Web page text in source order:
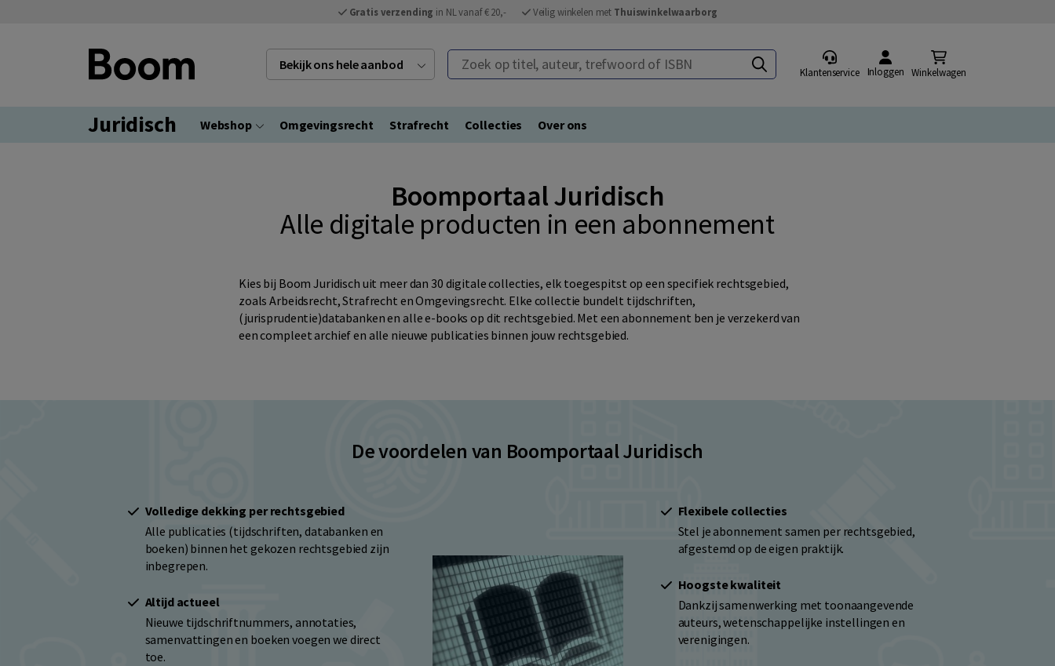
Gratis verzending in NL vanaf € 20,- Veilig winkelen met Thuiswinkelwaarborg
Bekijk ons hele aanbod Zoek op titel, auteur, trefwoord of ISBN
Klantenservice Inloggen Winkelwagen
Juridisch Webshop Omgevingsrecht Strafrecht Collecties Over ons
Boomportaal Juridisch
Alle digitale producten in een abonnement
Kies bij Boom Juridisch uit meer dan 30 digitale collecties, elk toegespitst op een specifiek rechtsgebied,
zoals Arbeidsrecht, Strafrecht en Omgevingsrecht. Elke collectie bundelt tijdschriften,
(jurisprudentie)databanken en alle e-books op dit rechtsgebied. Met een abonnement ben je verzekerd van
een compleet archief en alle nieuwe publicaties binnen jouw rechtsgebied.
De voordelen van Boomportaal Juridisch
Volledige dekking per rechtsgebied
Alle publicaties (tijdschriften, databanken en
boeken) binnen het gekozen rechtsgebied zijn
inbegrepen.
Altijd actueel
Nieuwe tijdschriftnummers, annotaties,
samenvattingen en boeken voegen we direct
toe.
Flexibele collecties
Stel je abonnement samen per rechtsgebied,
afgestemd op de eigen praktijk.
Hoogste kwaliteit
Dankzij samenwerking met toonaangevende
auteurs, wetenschappelijke instellingen en
verenigingen.